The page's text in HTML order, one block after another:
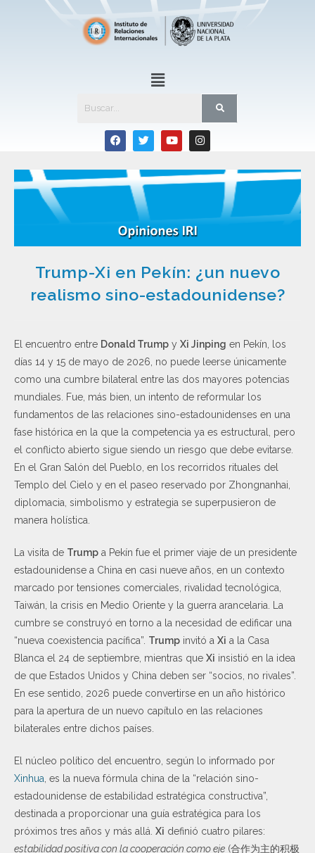
Trump-Xi en Pekín: ¿un nuevo
realismo sino-estadounidense?
El encuentro entre Donald Trump y Xi Jinping en Pekín, los
días 14 y 15 de mayo de 2026, no puede leerse únicamente
como una cumbre bilateral entre las dos mayores potencias
mundiales. Fue, más bien, un intento de reformular los
fundamentos de las relaciones sino-estadounidenses en una
fase histórica en la que la competencia ya es estructural, pero
el conflicto abierto sigue siendo un riesgo que debe evitarse.
En el Gran Salón del Pueblo, en los recorridos rituales del
Templo del Cielo y en el paseo reservado por Zhongnanhai,
diplomacia, simbolismo y estrategia se superpusieron de
manera holística.
La visita de Trump a Pekín fue el primer viaje de un presidente
estadounidense a China en casi nueve años, en un contexto
marcado por tensiones comerciales, rivalidad tecnológica,
Taiwán, la crisis en Medio Oriente y la guerra arancelaria. La
cumbre se construyó en torno a la necesidad de edificar una
“nueva coexistencia pacífica”. Trump invitó a Xi a la Casa
Blanca el 24 de septiembre, mientras que Xi insistió en la idea
de que Estados Unidos y China deben ser “socios, no rivales”.
En ese sentido, 2026 puede convertirse en un año histórico
para la apertura de un nuevo capítulo en las relaciones
bilaterales entre dichos países.
El núcleo político del encuentro, según lo informado por
Xinhua , es la nueva fórmula china de la “relación sino-
estadounidense de estabilidad estratégica constructiva”,
destinada a proporcionar una guía estratégica para los
próximos tres años y más allá. Xi definió cuatro pilares:
estabilidad positiva con la cooperación como eje (合作为主的积极